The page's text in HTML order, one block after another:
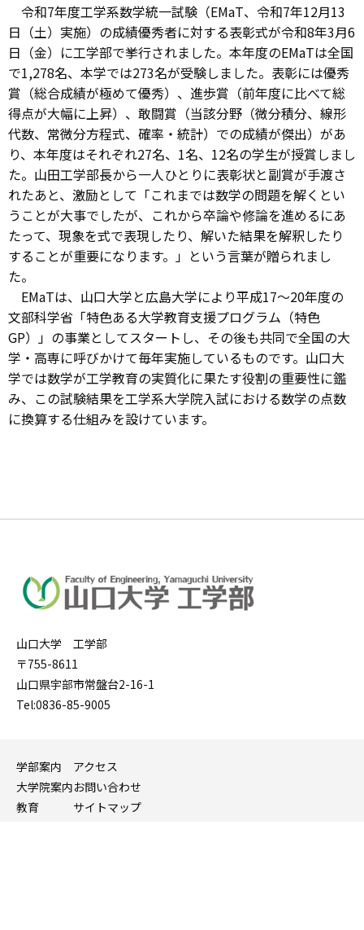
令和7年度工学系数学統一試験（EMaT、令和7年12月13
日（土）実施）の成績優秀者に対する表彰式が令和8年3月6
日（金）に工学部で挙行されました。本年度のEMaTは全国
で1,278名、本学では273名が受験しました。表彰には優秀
賞（総合成績が極めて優秀）、進歩賞（前年度に比べて総
得点が大幅に上昇）、敢闘賞（当該分野（微分積分、線形
代数、常微分方程式、確率・統計）での成績が傑出）があ
り、本年度はそれぞれ27名、1名、12名の学生が授賞しまし
た。山田工学部長から一人ひとりに表彰状と副賞が手渡さ
れたあと、激励として「これまでは数学の問題を解くとい
うことが大事でしたが、これから卒論や修論を進めるにあ
たって、現象を式で表現したり、解いた結果を解釈したり
することが重要になります。」という言葉が贈られまし
た。
EMaTは、山口大学と広島大学により平成17～20年度の
文部科学省「特色ある大学教育支援プログラム（特色
GP）」の事業としてスタートし、その後も共同で全国の大
学・高専に呼びかけて毎年実施しているものです。山口大
学では数学が工学教育の実質化に果たす役割の重要性に鑑
み、この試験結果を工学系大学院入試における数学の点数
に換算する仕組みを設けています。
山口大学 工学部
〒755-8611
山口県宇部市常盤台2-16-1
Tel:0836-85-9005
学部案内
大学院案内
教育
アクセス
お問い合わせ
サイトマップ